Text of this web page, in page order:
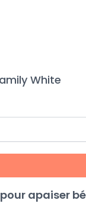
White
apaiser